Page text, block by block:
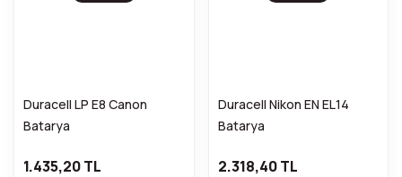
Duracell LP E8 Canon
Batarya
1.435,20 TL
Duracell Nikon EN EL14
Batarya
2.318,40 TL